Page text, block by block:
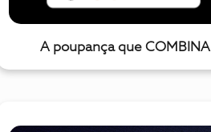
A poupança que COMBINA